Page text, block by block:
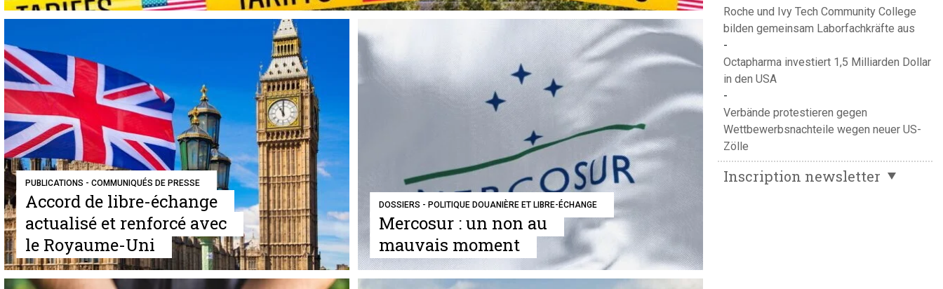
PUBLICATIONS - COMMUNIQUÉS DE PRESSE
Accord de libre-échange
actualisé et renforcé avec
le Royaume-Uni
DOSSIERS - POLITIQUE DOUANIÈRE ET LIBRE-ÉCHANGE
Mercosur : un non au
mauvais moment
En savoir plus
Accepter
Consent Management
Platform
Roche und Ivy Tech Community College
bilden gemeinsam Laborfachkräfte aus
Octapharma investiert 1,5 Milliarden Dollar
in den USA
Verbände protestieren gegen
Wettbewerbsnachteile wegen neuer US-
Zölle
Inscription newsletter